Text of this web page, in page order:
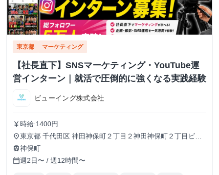
東京都 マーケティング
【社長直下】SNSマーケティング・YouTube運
営インターン｜就活で圧倒的に強くなる実践経験
ビューイング株式会社
currency_yen 時給:1400円
place東京都 千代田区 神田神保町２丁目２神田神保町２丁目ビル
５０２号室
train神保町
calendar_today週2日〜 / 週12時間〜